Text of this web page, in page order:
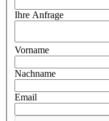
Ihre Anfrage
Vorname
Nachname
Email